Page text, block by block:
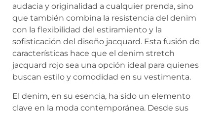
audacia y originalidad a cualquier prenda, sino
que también combina la resistencia del denim
con la flexibilidad del estiramiento y la
sofisticación del diseño jacquard. Esta fusión de
características hace que el denim stretch
jacquard rojo sea una opción ideal para quienes
buscan estilo y comodidad en su vestimenta.
El denim, en su esencia, ha sido un elemento
clave en la moda contemporánea. Desde sus